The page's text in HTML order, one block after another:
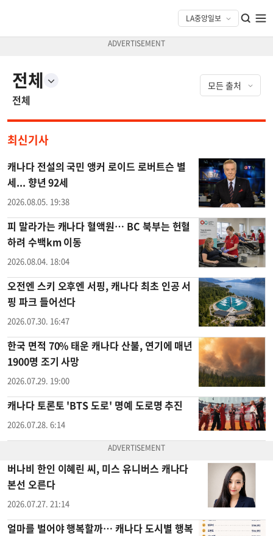
전체
전체
최신기사
캐나다 전설의 국민 앵커 로이드 로버트슨 별
세... 향년 92세
2026.08.05. 19:38
피 말라가는 캐나다 혈액원… BC 북부는 헌혈
하려 수백km 이동
2026.08.04. 18:04
오전엔 스키 오후엔 서핑, 캐나다 최초 인공 서
핑 파크 들어선다
2026.07.30. 16:47
한국 면적 70% 태운 캐나다 산불, 연기에 매년
1900명 조기 사망
2026.07.29. 19:00
캐나다 토론토 'BTS 도로' 명예 도로명 추진
2026.07.28. 6:14
버나비 한인 이혜린 씨, 미스 유니버스 캐나다
본선 오른다
2026.07.27. 21:14
얼마를 벌어야 행복할까… 캐나다 도시별 행복